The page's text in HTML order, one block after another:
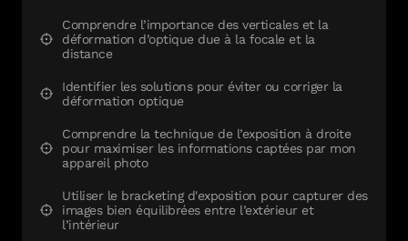
Comprendre l’importance des verticales et la
déformation d’optique due à la focale et la
distance
Identifier les solutions pour éviter ou corriger la
déformation optique
Comprendre la technique de l’exposition à droite
pour maximiser les informations captées par mon
appareil photo
Utiliser le bracketing d'exposition pour capturer des
images bien équilibrées entre l’extérieur et
l’intérieur